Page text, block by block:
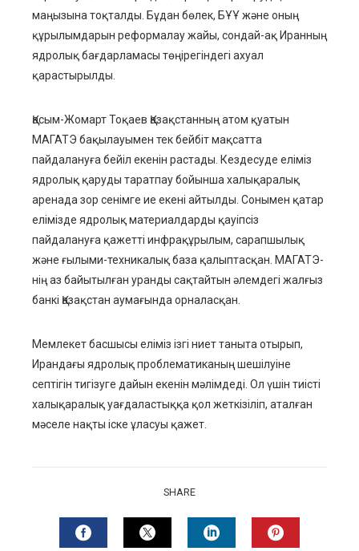
маңызына тоқталды. Бұдан бөлек, БҰҰ және оның
құрылымдарын реформалау жайы, сондай-ақ Иранның
ядролық бағдарламасы төңірегіндегі ахуал
қарастырылды.
Қасым-Жомарт Тоқаев Қазақстанның атом қуатын
МАГАТЭ бақылауымен тек бейбіт мақсатта
пайдалануға бейіл екенін растады. Кездесуде еліміз
ядролық қаруды таратпау бойынша халықаралық
аренада зор сенімге ие екені айтылды. Сонымен қатар
елімізде ядролық материалдарды қауіпсіз
пайдалануға қажетті инфрақұрылым, сарапшылық
және ғылыми-техникалық база қалыптасқан. МАГАТЭ-
нің аз байытылған уранды сақтайтын әлемдегі жалғыз
банкі Қазақстан аумағында орналасқан.
Мемлекет басшысы еліміз ізгі ниет таныта отырып,
Ирандағы ядролық проблематиканың шешілуіне
септігін тигізуге дайын екенін мәлімдеді. Ол үшін тиісті
халықаралық уағдаластыққа қол жеткізіліп, аталған
мәселе нақты іске ұласуы қажет.
SHARE